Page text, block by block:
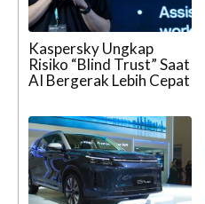
Kaspersky Ungkap
Risiko “Blind Trust” Saat
AI Bergerak Lebih Cepat